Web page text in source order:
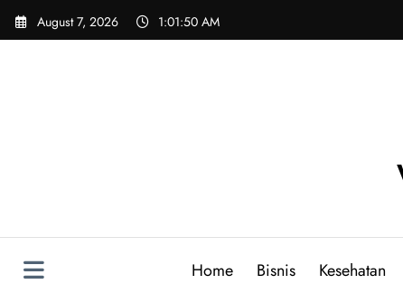
Skip
August 7, 2026 1:01:50 AM
Home Bisnis Kesehatan